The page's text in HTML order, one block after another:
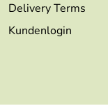
Delivery Terms
Kundenlogin